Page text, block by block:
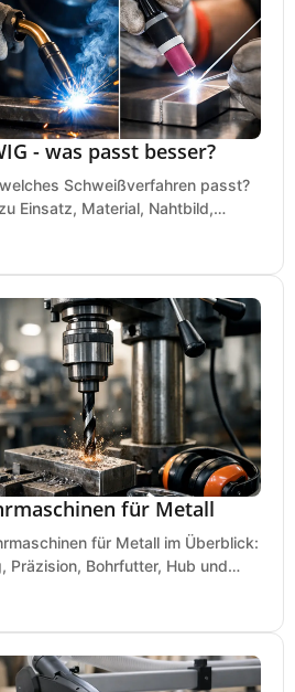
- was passt besser?
Schweißverfahren passt?
Einsatz, Material, Nahtbild,
für Metall
für Metall im Überblick:
Präzision, Bohrfutter, Hub und